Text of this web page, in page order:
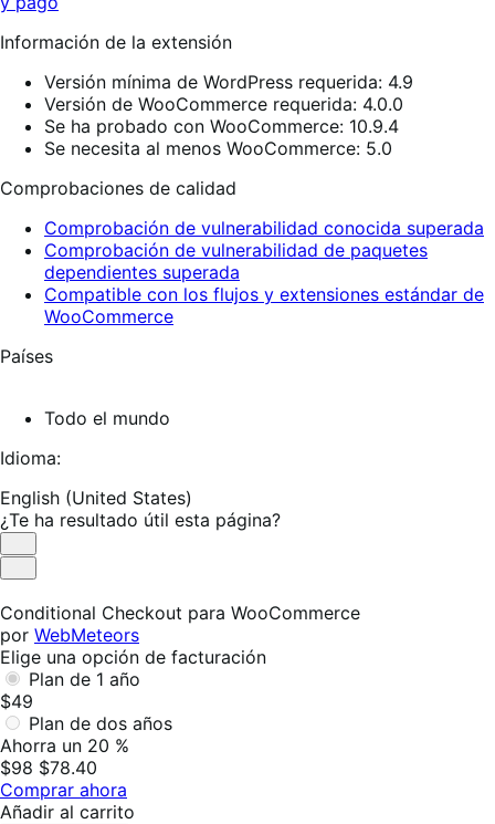
Información de la extensión
Versión mínima de WordPress requerida: 4.9
Versión de WooCommerce requerida: 4.0.0
Se ha probado con WooCommerce: 10.9.4
Se necesita al menos WooCommerce: 5.0
Comprobaciones de calidad
Comprobación de vulnerabilidad conocida superada
Comprobación de vulnerabilidad de paquetes
dependientes superada
Compatible con los flujos y extensiones estándar de
WooCommerce
Países
Todo el mundo
Idioma:
English (United States)
¿Te ha resultado útil esta página?
Es
útil
No
útil
Conditional Checkout para WooCommerce
por WebMeteors
Elige una opción de facturación
Plan de 1 año
$49
Plan de dos años
Ahorra un 20 %
$98 $78.40
Comprar ahora
Añadir al carrito